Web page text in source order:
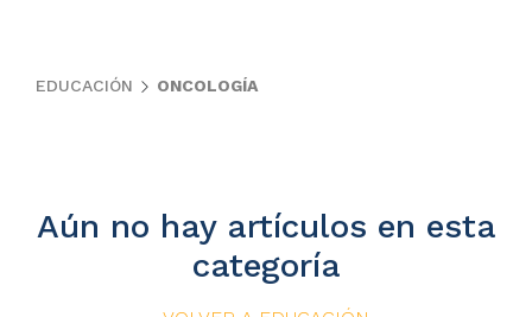
EDUCACIÓN ONCOLOGÍA
Aún no hay artículos en esta
categoría